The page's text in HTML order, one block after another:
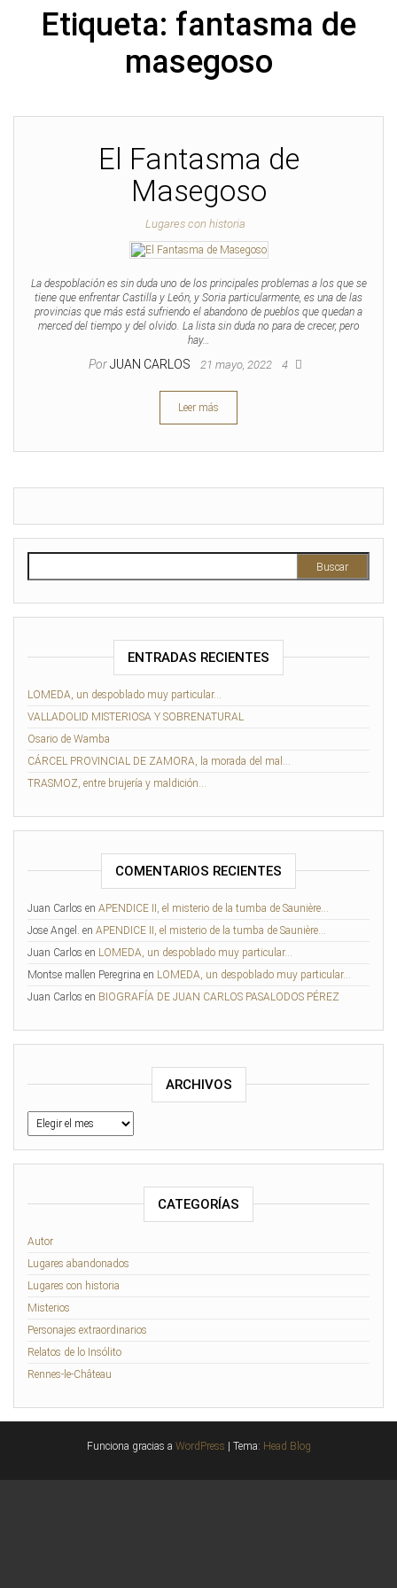
Etiqueta: fantasma de
masegoso
El Fantasma de
Masegoso
Lugares con historia
La despoblación es sin duda uno de los principales problemas a los que se
tiene que enfrentar Castilla y León, y Soria particularmente, es una de las
provincias que más está sufriendo el abandono de pueblos que quedan a
merced del tiempo y del olvido. La lista sin duda no para de crecer, pero
hay…
Por JUAN CARLOS 21 mayo, 2022 4
Leer más
ENTRADAS RECIENTES
LOMEDA, un despoblado muy particular…
VALLADOLID MISTERIOSA Y SOBRENATURAL
Osario de Wamba
CÁRCEL PROVINCIAL DE ZAMORA, la morada del mal…
TRASMOZ, entre brujería y maldición…
COMENTARIOS RECIENTES
Juan Carlos en APENDICE II, el misterio de la tumba de Saunière…
Jose Angel. en APENDICE II, el misterio de la tumba de Saunière…
Juan Carlos en LOMEDA, un despoblado muy particular…
Montse mallen Peregrina en LOMEDA, un despoblado muy particular…
Juan Carlos en BIOGRAFÍA DE JUAN CARLOS PASALODOS PÉREZ
ARCHIVOS
Archivos
CATEGORÍAS
Autor
Lugares abandonados
Lugares con historia
Misterios
Personajes extraordinarios
Relatos de lo Insólito
Rennes-le-Château
Funciona gracias a WordPress Tema: Head Blog